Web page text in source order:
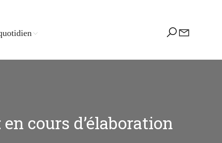
cours d’élaboration